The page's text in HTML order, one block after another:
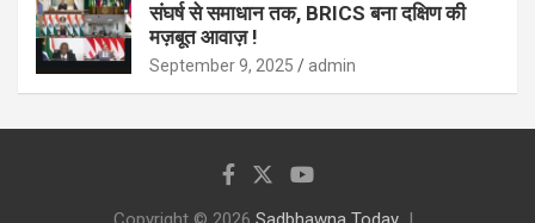
संघर्ष से समाधान तक, BRICS बना दक्षिण की
मज़बूत आवाज़ !
September 9, 2025 admin